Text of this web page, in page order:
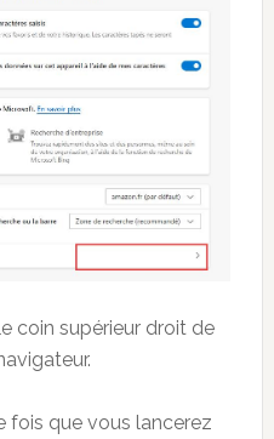
coin supérieur droit de
fois que vous lancerez